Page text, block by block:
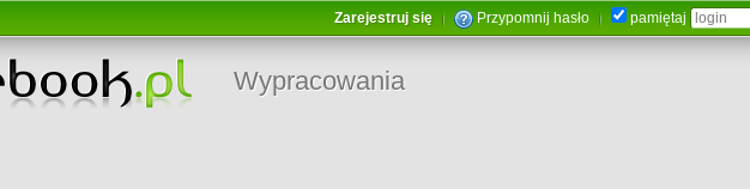
Zarejestruj się Przypomnij hasło pamiętaj
Wypracowania